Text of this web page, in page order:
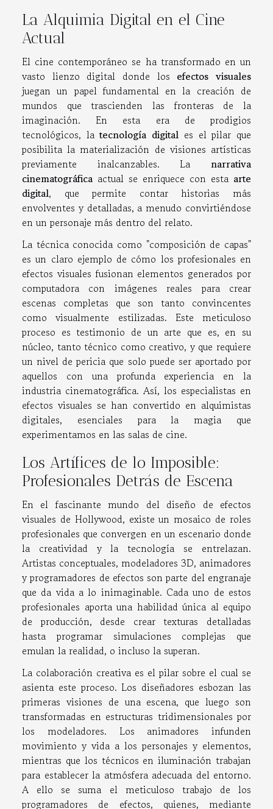
La Alquimia Digital en el Cine
Actual
El cine contemporáneo se ha transformado en un
vasto lienzo digital donde los efectos visuales
juegan un papel fundamental en la creación de
mundos que trascienden las fronteras de la
imaginación. En esta era de prodigios
tecnológicos, latecnología digital es el pilar que
posibilita la materialización de visiones artísticas
previamente inalcanzables. La narrativa
cinematográfica actual se enriquece con esta arte
digital, que permite contar historias más
envolventes y detalladas, a menudo convirtiéndose
en un personaje más dentro del relato.
La técnica conocida como "composición de capas"
es un claro ejemplo de cómo los profesionales en
efectos visuales fusionan elementos generados por
computadora con imágenes reales para crear
escenas completas que son tanto convincentes
como visualmente estilizadas. Este meticuloso
proceso es testimonio de un arte que es, en su
núcleo, tanto técnico como creativo, y que requiere
un nivel de pericia que solo puede ser aportado por
aquellos con una profunda experiencia en la
industria cinematográfica. Así, los especialistas en
efectos visuales se han convertido en alquimistas
digitales, esenciales para la magia que
experimentamos en las salas de cine.
Los Artífices de lo Imposible:
Profesionales Detrás de Escena
En el fascinante mundo del diseño de efectos
visuales de Hollywood, existe un mosaico de roles
profesionales que convergen en un escenario donde
la creatividad y la tecnología se entrelazan.
Artistas conceptuales, modeladores 3D, animadores
y programadores de efectos son parte del engranaje
que da vida a lo inimaginable. Cada uno de estos
profesionales aporta una habilidad única al equipo
de producción, desde crear texturas detalladas
hasta programar simulaciones complejas que
emulan la realidad, o incluso la superan.
La colaboración creativa es el pilar sobre el cual se
asienta este proceso. Los diseñadores esbozan las
primeras visiones de una escena, que luego son
transformadas en estructuras tridimensionales por
los modeladores. Los animadores infunden
movimiento y vida a los personajes y elementos,
mientras que los técnicos en iluminación trabajan
para establecer la atmósfera adecuada del entorno.
A ello se suma el meticuloso trabajo de los
programadores de efectos, quienes, mediante